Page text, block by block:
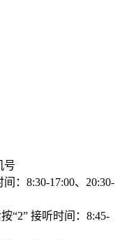
号
：8:30-17:00、20:30-
“2” 接听时间：8:45-